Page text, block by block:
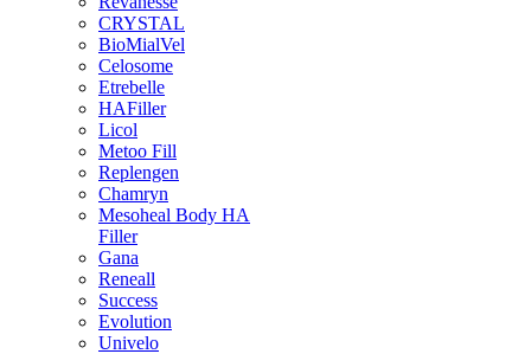
CRYSTAL
BioMialVel
Celosome
Etrebelle
HAFiller
Licol
Metoo Fill
Replengen
Chamryn
Mesoheal Body HA
Filler
Gana
Reneall
Success
Evolution
Univelo